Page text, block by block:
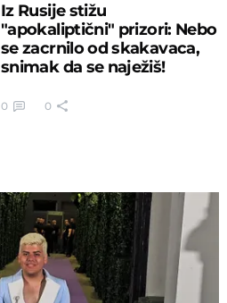
Iz Rusije stižu
"apokaliptični" prizori: Nebo
se zacrnilo od skakavaca,
snimak da se naježiš!
0 0